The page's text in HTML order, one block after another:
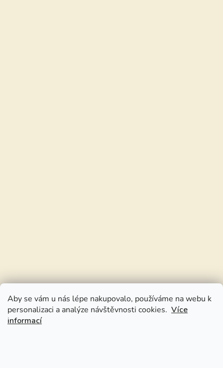
Aby se vám u nás lépe nakupovalo, používáme na webu k
personalizaci a analýze návštěvnosti cookies. Více
informací